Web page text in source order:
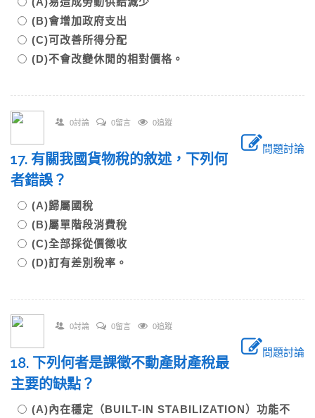
(B)會增加政府支出
(C)可改善所得分配
(D)不會改變休閒的相對價格。
0討論 0留言 0追蹤
問題討論
17. 有關我國貨物稅的敘述，下列何
者錯誤？
(A)歸屬國稅
(B)屬單階段消費稅
(C)全部採從價徵收
(D)訂有差別稅率。
0討論 0留言 0追蹤
問題討論
18. 下列何者是課徵不動產財產稅最
主要的缺點？
(A)內在穩定（BUILT-IN STABILIZATION）功能不